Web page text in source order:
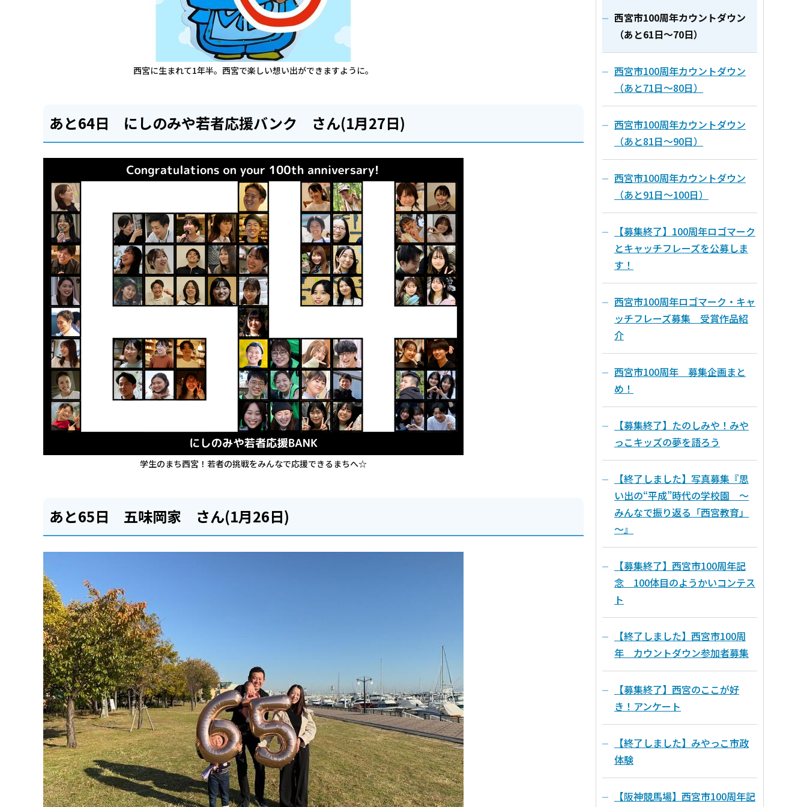
西宮に生まれて1年半。西宮で楽しい想い出ができますように。
あと64日 にしのみや若者応援バンク さん(1月27日)
学生のまち西宮！若者の挑戦をみんなで応援できるまちへ☆
あと65日 五味岡家 さん(1月26日)
西宮市100周年カウントダウン
（あと61日～70日）
西宮市100周年カウントダウン
（あと71日～80日）
西宮市100周年カウントダウン
（あと81日～90日）
西宮市100周年カウントダウン
（あと91日～100日）
【募集終了】100周年ロゴマーク
とキャッチフレーズを公募しま
す！
西宮市100周年ロゴマーク・キャ
ッチフレーズ募集 受賞作品紹
介
西宮市100周年 募集企画まと
め！
【募集終了】たのしみや！みや
っこキッズの夢を語ろう
【終了しました】写真募集『思
い出の“平成”時代の学校園 ～
みんなで振り返る「西宮教育」
～』
【募集終了】西宮市100周年記
念 100体目のようかいコンテス
ト
【終了しました】西宮市100周
年 カウントダウン参加者募集
【募集終了】西宮のここが好
き！アンケート
【終了しました】みやっこ市政
体験
【阪神競馬場】西宮市100周年記